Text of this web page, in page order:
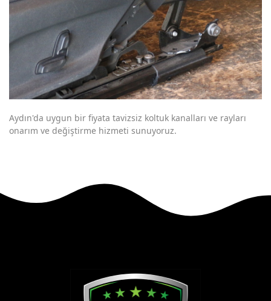
Aydın'da uygun bir fiyata tavizsiz koltuk kanalları ve rayları
onarım ve değiştirme hizmeti sunuyoruz.